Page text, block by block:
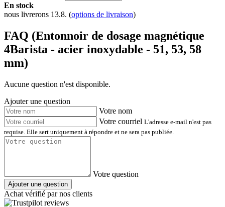
En stock
nous livrerons 13.8. (options de livraison)
FAQ (Entonnoir de dosage magnétique
4Barista - acier inoxydable - 51, 53, 58
mm)
Aucune question n'est disponible.
Ajouter une question
Votre nom
Votre courriel L'adresse e-mail n'est pas
requise. Elle sert uniquement à répondre et ne sera pas publiée.
Votre question
Ajouter une question
Achat vérifié par nos clients